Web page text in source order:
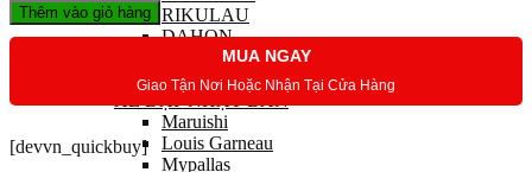
RIKULAU
DAHON
ALCOTT
Hãng khác…
Maruishi
Louis Garneau
Mypallas
Thêm vào giỏ hàng
MUA NGAY
Giao Tận Nơi Hoặc Nhận Tại Cửa Hàng
[devvn_quickbuy]